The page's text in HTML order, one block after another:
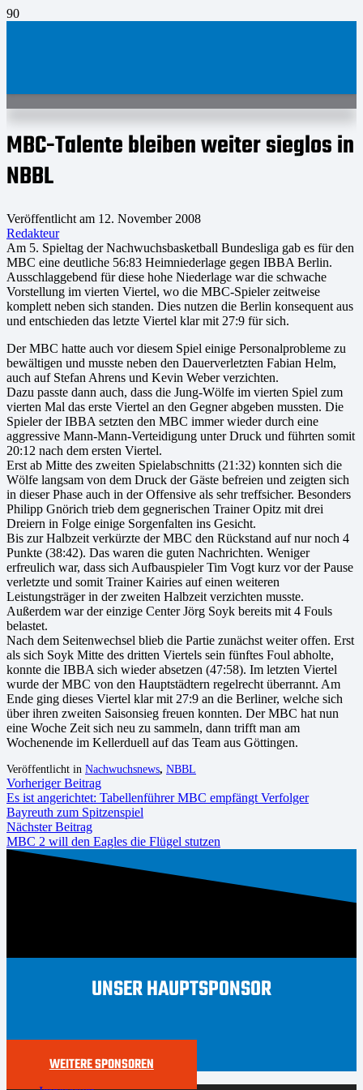
MBC-Talente bleiben weiter sieglos in
NBBL
Veröffentlicht am 12. November 2008
Redakteur
Am 5. Spieltag der Nachwuchsbasketball Bundesliga gab es für den
MBC eine deutliche 56:83 Heimniederlage gegen IBBA Berlin.
Ausschlaggebend für diese hohe Niederlage war die schwache
Vorstellung im vierten Viertel, wo die MBC-Spieler zeitweise
komplett neben sich standen. Dies nutzen die Berlin konsequent aus
und entschieden das letzte Viertel klar mit 27:9 für sich.
Der MBC hatte auch vor diesem Spiel einige Personalprobleme zu
bewältigen und musste neben den Dauerverletzten Fabian Helm,
auch auf Stefan Ahrens und Kevin Weber verzichten.
Dazu passte dann auch, dass die Jung-Wölfe im vierten Spiel zum
vierten Mal das erste Viertel an den Gegner abgeben mussten. Die
Spieler der IBBA setzten den MBC immer wieder durch eine
aggressive Mann-Mann-Verteidigung unter Druck und führten somit
20:12 nach dem ersten Viertel.
Erst ab Mitte des zweiten Spielabschnitts (21:32) konnten sich die
Wölfe langsam von dem Druck der Gäste befreien und zeigten sich
in dieser Phase auch in der Offensive als sehr treffsicher. Besonders
Philipp Gnörich trieb dem gegnerischen Trainer Opitz mit drei
Dreiern in Folge einige Sorgenfalten ins Gesicht.
Bis zur Halbzeit verkürzte der MBC den Rückstand auf nur noch 4
Punkte (38:42). Das waren die guten Nachrichten. Weniger
erfreulich war, dass sich Aufbauspieler Tim Vogt kurz vor der Pause
verletzte und somit Trainer Kairies auf einen weiteren
Leistungsträger in der zweiten Halbzeit verzichten musste.
Außerdem war der einzige Center Jörg Soyk bereits mit 4 Fouls
belastet.
Nach dem Seitenwechsel blieb die Partie zunächst weiter offen. Erst
als sich Soyk Mitte des dritten Viertels sein fünftes Foul abholte,
konnte die IBBA sich wieder absetzen (47:58). Im letzten Viertel
wurde der MBC von den Hauptstädtern regelrecht überrannt. Am
Ende ging dieses Viertel klar mit 27:9 an die Berliner, welche sich
über ihren zweiten Saisonsieg freuen konnten. Der MBC hat nun
eine Woche Zeit sich neu zu sammeln, dann trifft man am
Wochenende im Kellerduell auf das Team aus Göttingen.
Veröffentlicht in Nachwuchsnews, NBBL
Vorheriger Beitrag
Es ist angerichtet: Tabellenführer MBC empfängt Verfolger
Bayreuth zum Spitzenspiel
Nächster Beitrag
MBC 2 will den Eagles die Flügel stutzen
UNSER HAUPTSPONSOR
WEITERE SPONSOREN